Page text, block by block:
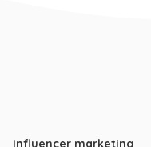
Influencer marketing